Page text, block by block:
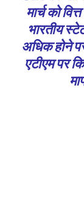
मार्च को
भारतीय
अधिक होने
एटीएम पर